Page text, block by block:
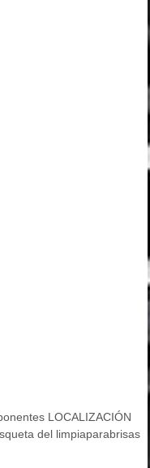
LOCALIZACIÓN
del limpiaparabrisas